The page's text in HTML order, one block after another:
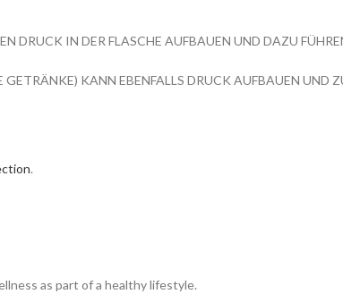
DRUCK IN DER FLASCHE AUFBAUEN UND DAZU
KANN EBENFALLS DRUCK AUFBAUEN
.
as part of a healthy lifestyle.